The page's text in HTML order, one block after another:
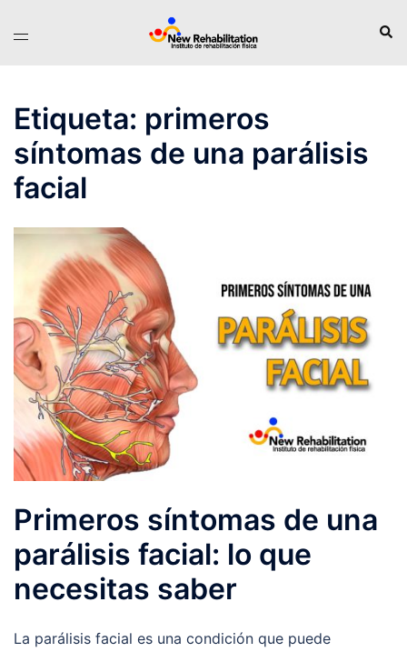
Alternar
Etiqueta: primeros
síntomas de una parálisis
facial
Primeros síntomas de una
parálisis facial: lo que
necesitas saber
La parálisis facial es una condición que puede